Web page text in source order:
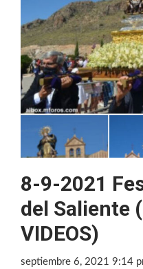
8-9-2021
del Saliente
VIDEOS)
septiembre 6, 2021 9:14